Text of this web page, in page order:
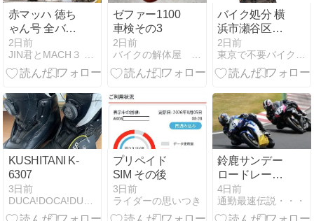
赤マッハ 徳ち
ゃん号 全バラ
完了です（^ｰ
^）
2日前
JIN君とMACH３ (^O^)
ゼファー1100
車検その3
2日前
バイクの解体屋 沖縄市
バイク処分 横
浜市瀬谷区｜
原付・スクー
ター即回収
【バイク回収
令和８年版
2日前
東京で不要バイク処分はＢＵＭアズウイング
KUSHITANI K-
6307
3日前
DUCA!DOCA!DUCATI!
プリペイド
SIM その後
3日前
ライダーの思いつき
鈴鹿サンデー
ロードレース
Rd.3～日曜日
～
4日前
通勤最速伝説・・・